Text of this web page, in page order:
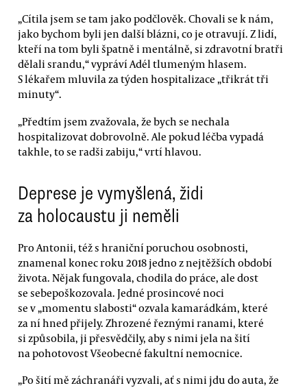
„Cítila jsem se tam jako podčlověk. Chovali se k nám,
jako bychom byli jen další blázni, co je otravují. Z lidí,
kteří na tom byli špatně i mentálně, si zdravotní bratři
dělali srandu,“ vypráví Adél tlumeným hlasem.
S lékařem mluvila za týden hospitalizace „třikrát tři
minuty“.
„Předtím jsem zvažovala, že bych se nechala
hospitalizovat dobrovolně. Ale pokud léčba vypadá
takhle, to se radši zabiju,“ vrtí hlavou.
Deprese je vymyšlená, židi
za holocaustu ji neměli
Pro Antonii, též s hraniční poruchou osobnosti,
znamenal konec roku 2018 jedno z nejtěžších období
života. Nějak fungovala, chodila do práce, ale dost
se sebepoškozovala. Jedné prosincové noci
se v „momentu slabosti“ ozvala kamarádkám, které
za ní hned přijely. Zhrozené řeznými ranami, které
si způsobila, ji přesvědčily, aby s nimi jela na šití
na pohotovost Všeobecné fakultní nemocnice.
„Po šití mě záchranáři vyzvali, ať s nimi jdu do auta, že